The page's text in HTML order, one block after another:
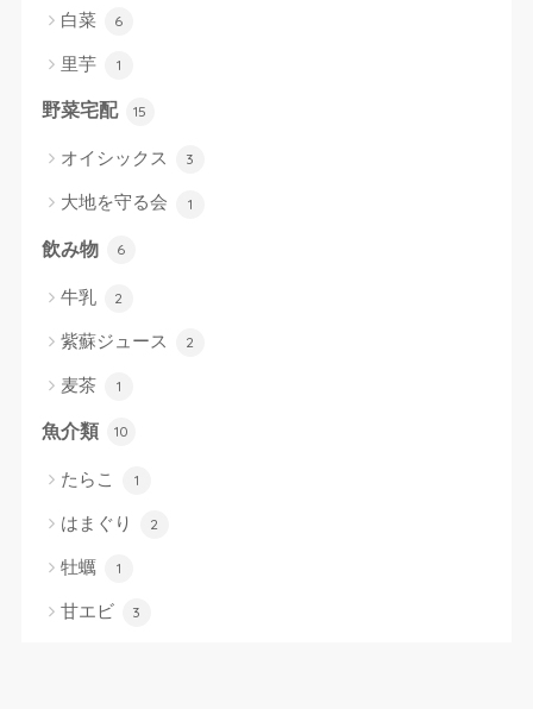
白菜 6
里芋 1
野菜宅配 15
オイシックス 3
大地を守る会 1
飲み物 6
牛乳 2
紫蘇ジュース 2
麦茶 1
魚介類 10
たらこ 1
はまぐり 2
牡蠣 1
甘エビ 3